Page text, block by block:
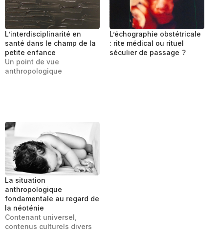
L’interdisciplinarité en
santé dans le champ de la
petite enfance
Un point de vue
anthropologique
L’échographie obstétricale
: rite médical ou rituel
séculier de passage ?
La situation
anthropologique
fondamentale au regard de
la néoténie
Contenant universel,
contenus culturels divers